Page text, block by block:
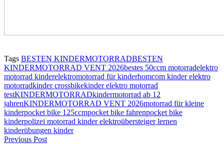
Tags BESTEN KINDERMOTORRADBESTEN
KINDERMOTORRAD VENT 2026bestes 50ccm motorradelektro
motorrad kinderelektromotorrad für kinderhomcom kinder elektro
motorradkinder crossbikekinder elektro motorrad
testKINDERMOTORRADkindermotorrad ab 12
jahrenKINDERMOTORRAD VENT 2026motorrad für kleine
kinderpocket bike 125ccmpocket bike fahrenpocket bike
kinderpolizei motorrad kinder elektroübersteiger lernen
kinderübungen kinder
Previous Post